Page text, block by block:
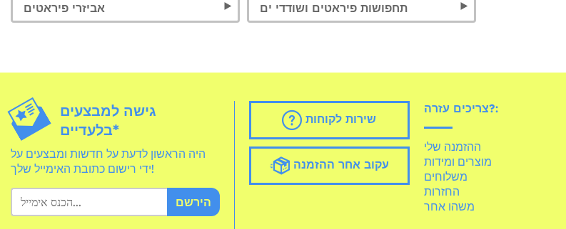
אביזרי פיראטים תחפושות פיראטים ושודדי ים
גישה למבצעים
בלעדיים*
היה הראשון לדעת על חדשות ומבצעים על
ידי רישום כתובת האימייל שלך!
הירשם
שירות לקוחות
עקוב אחר ההזמנה
צריכים עזרה?:
ההזמנה שלי
מוצרים ומידות
משלוחים
החזרות
משהו אחר